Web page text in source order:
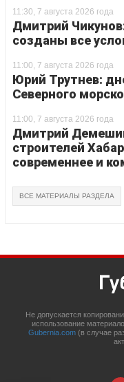
11:30, 7 августа 2026 года
Дмитрий
созданы все
11:00, 7 августа 2026 года
Юрий Трутнев:
Северного
11:00, 7 августа 2026 года
Дмитрий
строителей
современнее и
ВСЕ МАТЕРИАЛЫ РАЗДЕЛА
Не допускается
использование
Gubernia.com (в случае